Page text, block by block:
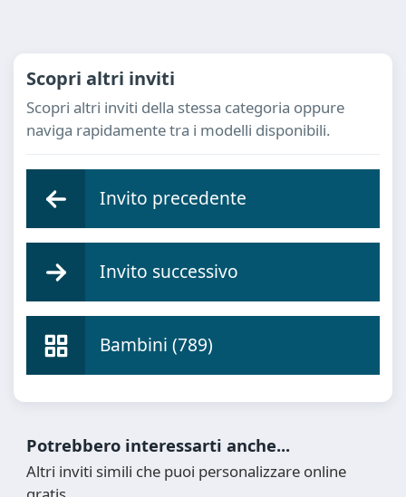
Scopri altri inviti
Scopri altri inviti della stessa categoria oppure
naviga rapidamente tra i modelli disponibili.
Invito precedente
Invito successivo
Bambini (789)
Potrebbero interessarti anche...
Altri inviti simili che puoi personalizzare online